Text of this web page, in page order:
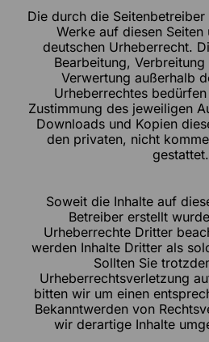
Die durch die
Werke auf diesen Seiten
deutschen Urheberrecht.
Bearbeitung,
Verwertung außerhalb
Urheberrechtes
Zustimmung des jeweiligen
Downloads und Kopien
den privaten, nicht
gestattet.
Soweit die Inhalte auf
Betreiber erstellt
Urheberrechte Dritter
werden Inhalte Dritter als
Sollten Sie
Urheberrechtsverletzung
bitten wir um einen
Bekanntwerden von
wir derartige Inhalte